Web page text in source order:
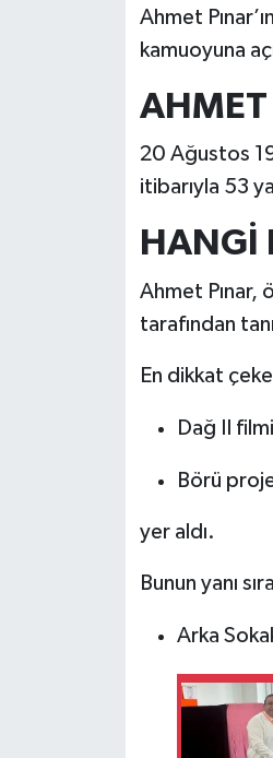
Ahmet
kamuoyuna
AHMET
20 Ağustos
itibarıyla 53
HANGİ
Ahmet Pınar,
tarafından
En dikkat
Dağ II
Börü
yer aldı.
Bunun yanı
Arka